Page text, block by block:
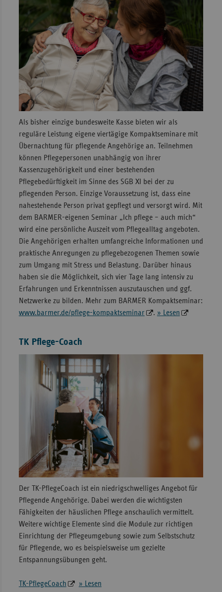
Als bisher einzige bundesweite Kasse bieten wir als
reguläre Leistung eigene viertägige Kompaktseminare mit
Übernachtung für pflegende Angehörige an. Teilnehmen
können Pflegepersonen unabhängig von ihrer
Kassenzugehörigkeit und einer bestehenden
Pflegebedürftigkeit im Sinne des SGB XI bei der zu
pflegenden Person. Einzige Voraussetzung ist, dass eine
nahestehende Person privat gepflegt und versorgt wird. Mit
dem BARMER-eigenen Seminar „Ich pflege – auch mich“
wird eine persönliche Auszeit vom Pflegealltag angeboten.
Die Angehörigen erhalten umfangreiche Informationen und
praktische Anregungen zu pflegebezogenen Themen sowie
zum Umgang mit Stress und Belastung. Darüber hinaus
haben sie die Möglichkeit, sich vier Tage lang intensiv zu
Erfahrungen und Erkenntnissen auszutauschen und ggf.
Netzwerke zu bilden. Mehr zum BARMER Kompaktseminar:
www.barmer.de/pflege-kompaktseminar
. » Lesen
TK Pflege-Coach
Der TK-PflegeCoach ist ein niedrigschwelliges Angebot für
Pflegende Angehörige. Dabei werden die wichtigsten
Fähigkeiten der häuslichen Pflege anschaulich vermittelt.
Weitere wichtige Elemente sind die Module zur richtigen
Einrichtung der Pflegeumgebung sowie zum Selbstschutz
für Pflegende, wo es beispielsweise um gezielte
Entspannungsübungen geht.
TK-PflegeCoach » Lesen